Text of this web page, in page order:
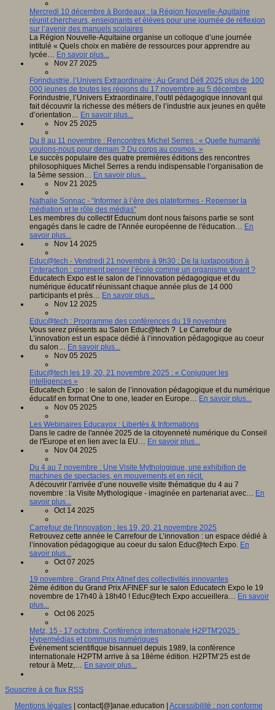
Mercredi 10 décembre à Bordeaux : la Région Nouvelle-Aquitaine
réunit chercheurs, enseignants et élèves pour une journée de réflexion
sur l’avenir des manuels scolaires
La Région Nouvelle-Aquitaine organise un colloque d’une journée
intitulé « Quels choix en matière de ressources pour apprendre au
lycée… En savoir plus...
Nov 27 2025
Forindustrie, l’Univers Extraordinaire : Au Grand Défi 2025 plus de 100
000 jeunes de toutes les régions du 17 novembre au 5 décembre
Forindustrie, l’Univers Extraordinaire, l’outil pédagogique innovant qui
fait découvrir la richesse des métiers de l’industrie aux jeunes en quête
d’orientation… En savoir plus...
Nov 25 2025
Du 8 au 11 novembre : Rencontres Michel Serres : « Quelle humanité
voulons-nous pour demain ? Du corps au cosmos. »
Le succès populaire des quatre premières éditions des rencontres
philosophiques Michel Serres a rendu indispensable l’organisation de
la 5ème session… En savoir plus...
Nov 21 2025
Nathalie Sonnac - “Informer à l’ère des plateformes - Repenser la
médiation et le rôle des médias”
Les membres du collectif Educnum dont nous faisons partie se sont
engagés dans le cadre de l'Année européenne de l'éducation… En
savoir plus...
Nov 14 2025
Educ@tech - Vendredi 21 novembre à 9h30 : De la juxtaposition à
l’interaction : comment penser l’école comme un organisme vivant ?
Educatech Expo est le salon de l’innovation pédagogique et du
numérique éducatif réunissant chaque année plus de 14 000
participants et près… En savoir plus...
Nov 12 2025
Educ@tech : Programme des conférences du 19 novembre
Vous serez présents au Salon Educ@tech ? Le Carrefour de
L’innovation est un espace dédié à l’innovation pédagogique au coeur
du salon… En savoir plus...
Nov 05 2025
Educ@tech les 19, 20, 21 novembre 2025 : « Conjuguer les
intelligences »
Educatech Expo : le salon de l’innovation pédagogique et du numérique
éducatif en format One to one, leader en Europe… En savoir plus...
Nov 05 2025
Les Webinaires Educavox : Libertés & Informations
Dans le cadre de l'année 2025 de la citoyenneté numérique du Conseil
de l'Europe et en lien avec la EU… En savoir plus...
Nov 04 2025
Du 4 au 7 novembre : Une Visite Mythologique, une exhibition de
machines de spectacles, en mouvements et en récit.
A découvrir l’arrivée d’une nouvelle visite thématique du 4 au 7
novembre : la Visite Mythologique - imaginée en partenariat avec… En
savoir plus...
Oct 14 2025
Carrefour de l'innovation : les 19, 20, 21 novembre 2025
Retrouvez cette année le Carrefour de L’innovation : un espace dédié à
l’innovation pédagogique au coeur du salon Educ@tech Expo. En
savoir plus...
Oct 07 2025
19 novembre : Grand Prix Afinef des collectivités innovantes
2ème édition du Grand Prix AFINEF sur le salon Educatech Expo le 19
novembre de 17h40 à 18h40 ! Educ@tech Expo accueillera… En savoir
plus...
Oct 06 2025
Metz, 15 - 17 octobre, Conférence internationale H2PTM'2025 :
Hypermédias et communs numériques
Événement scientifique bisannuel depuis 1989, la conférence
internationale H2PTM arrive à sa 18ème édition. H2PTM’25 est de
retour à Metz,… En savoir plus...
Souscrire à ce flux RSS
Mentions légales| contact[@]anae.education | Accessibilité : non conforme